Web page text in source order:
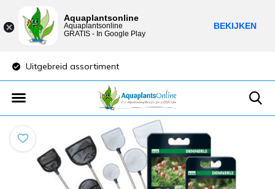
Uitgebreid assortiment
Aquaplantsonline
Aquaplantsonline
GRATIS - In Google Play
BEKIJKEN